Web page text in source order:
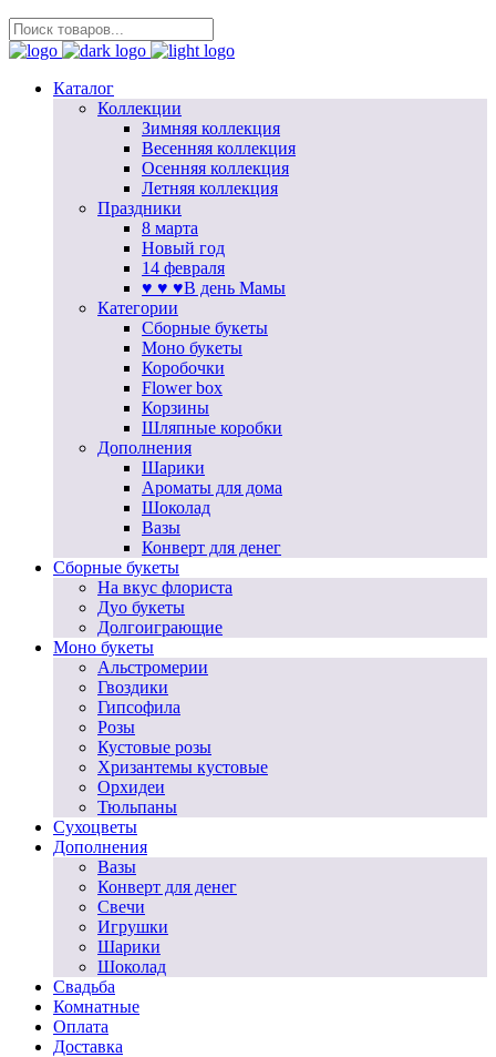
Каталог
Коллекции
Зимняя коллекция
Весенняя коллекция
Осенняя коллекция
Летняя коллекция
Праздники
8 марта
Новый год
14 февраля
♥ ♥ ♥В день Мамы
Категории
Сборные букеты
Моно букеты
Коробочки
Flower box
Корзины
Шляпные коробки
Дополнения
Шарики
Ароматы для дома
Шоколад
Вазы
Конверт для денег
Сборные букеты
На вкус флориста
Дуо букеты
Долгоиграющие
Моно букеты
Альстромерии
Гвоздики
Гипсофила
Розы
Кустовые розы
Хризантемы кустовые
Орхидеи
Тюльпаны
Сухоцветы
Дополнения
Вазы
Конверт для денег
Свечи
Игрушки
Шарики
Шоколад
Свадьба
Комнатные
Оплата
Доставка